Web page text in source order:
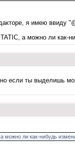
я имею ввиду
а можно ли как-
ты выделишь
можно ли как-нибудь